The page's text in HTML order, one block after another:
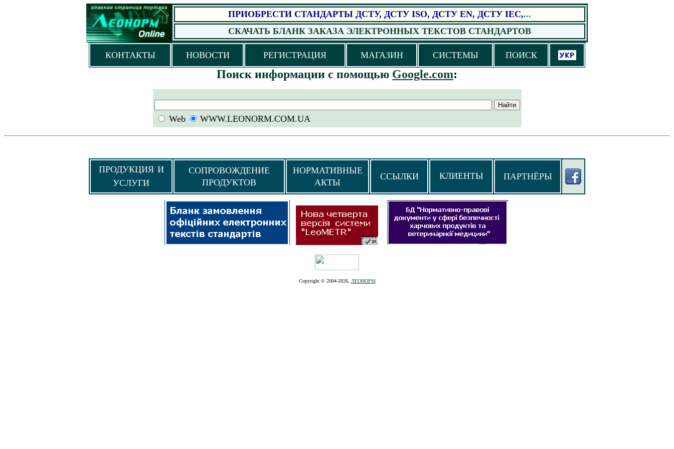
ПРИОБРЕСТИ СТАНДАРТЫ ДСТУ, ДСТУ ISO, ДСТУ EN, ДСТУ IEC,...
СКАЧАТЬ БЛАНК ЗАКАЗА ЭЛЕКТРОННЫХ ТЕКСТОВ СТАНДАРТОВ
КОНТАКТЫ НОВОСТИ РЕГИСТРАЦИЯ МАГАЗИН СИСТЕМЫ ПОИСК
Поиск информации с помощью Google.com:
Web WWW.LEONORM.COM.UA
ПРОДУКЦИЯ И
УСЛУГИ
СОПРОВОЖДЕНИЕ
ПРОДУКТОВ
НОРМАТИВНЫЕ
АКТЫ
ССЫЛКИ КЛИЕНТЫ ПАРТНЁРЫ
Copyright © 2004-2026, ЛЕОНОРМ